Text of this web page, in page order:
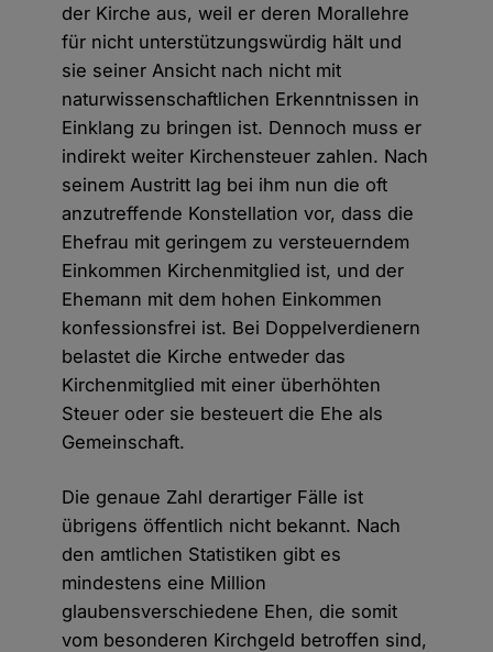
der Kirche aus, weil er deren Morallehre
für nicht unterstützungswürdig hält und
sie seiner Ansicht nach nicht mit
naturwissenschaftlichen Erkenntnissen in
Einklang zu bringen ist. Dennoch muss er
indirekt weiter Kirchensteuer zahlen. Nach
seinem Austritt lag bei ihm nun die oft
anzutreffende Konstellation vor, dass die
Ehefrau mit geringem zu versteuerndem
Einkommen Kirchenmitglied ist, und der
Ehemann mit dem hohen Einkommen
konfessionsfrei ist. Bei Doppelverdienern
belastet die Kirche entweder das
Kirchenmitglied mit einer überhöhten
Steuer oder sie besteuert die Ehe als
Gemeinschaft.
Die genaue Zahl derartiger Fälle ist
übrigens öffentlich nicht bekannt. Nach
den amtlichen Statistiken gibt es
mindestens eine Million
glaubensverschiedene Ehen, die somit
vom besonderen Kirchgeld betroffen sind,